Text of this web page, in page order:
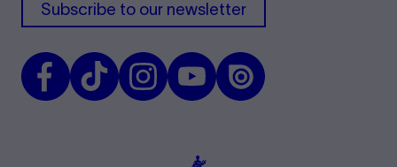
Subscribe to our newsletter
FacebookTikTok InstagramYoutubeIssuu